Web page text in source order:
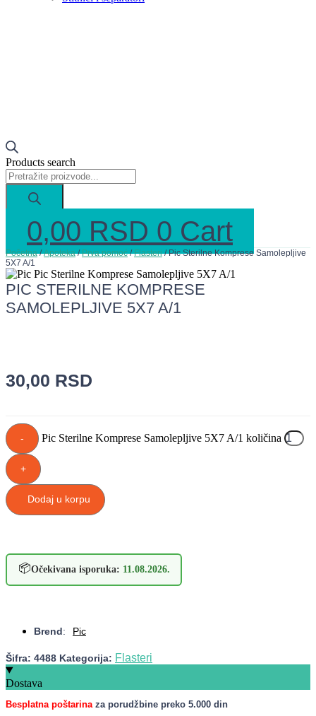
Products search
0,00 RSD 0 Cart
Početna/Apoteka/Prva pomoć/Flasteri/ Pic Sterilne Komprese Samolepljive
5X7 A/1
PIC STERILNE KOMPRESE
SAMOLEPLJIVE 5X7 A/1
30,00 RSD
- Pic Sterilne Komprese Samolepljive 5X7 A/1 količina
+
Dodaj u korpu
📦Očekivana isporuka: 11.08.2026.
Brend: Pic
Šifra: 4488 Kategorija: Flasteri
Dostava
Besplatna poštarina za porudžbine preko 5.000 din